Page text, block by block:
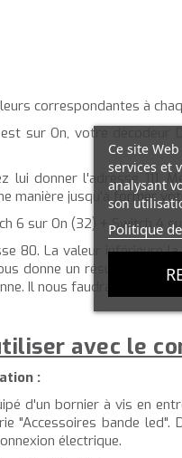
correspondantes à
sur On, votre décodeur
lui donner l'adresse
manière jusqu'à former
6 sur On (32) + Switch 4
80. La valeur inférieure
donne un résultat
Il nous faudra donc
avec le
:
d'un bornier à vis en
"Accessoires bande
électrique.
Ce site
services et
analysant
son
Politique